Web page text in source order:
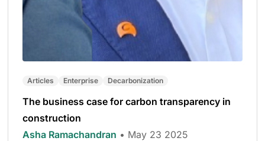
Articles Enterprise Decarbonization
The business case for carbon transparency in
construction
Asha Ramachandran • May 23 2025